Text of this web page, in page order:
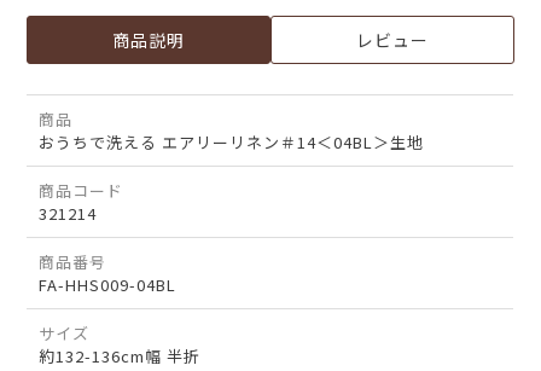
商品説明 レビュー
商品
おうちで洗える エアリーリネン＃14＜04BL＞生地
商品コード
321214
商品番号
FA-HHS009-04BL
サイズ
約132-136cm幅 半折